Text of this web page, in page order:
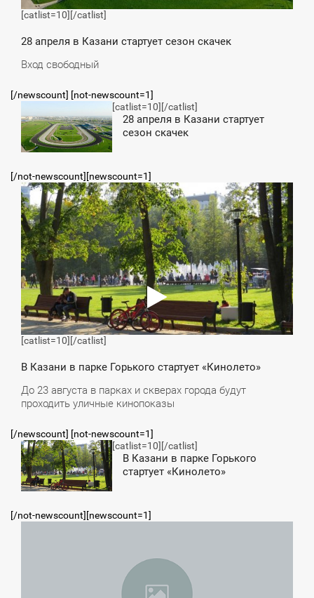
[catlist=10] [/catlist]
28 апреля в Казани стартует сезон скачек
Вход свободный
[/newscount] [not-newscount=1]
[catlist=10] [/catlist]
28 апреля в Казани стартует
сезон скачек
[/not-newscount][newscount=1]
[catlist=10] [/catlist]
В Казани в парке Горького стартует «Кинолето»
До 23 августа в парках и скверах города будут
проходить уличные кинопоказы
[/newscount] [not-newscount=1]
[catlist=10] [/catlist]
В Казани в парке Горького
стартует «Кинолето»
[/not-newscount][newscount=1]